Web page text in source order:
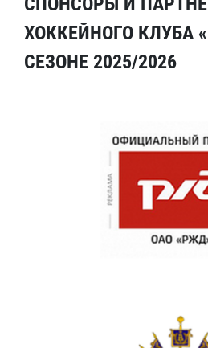
ХОККЕЙНОГО КЛУБА
СЕЗОНЕ 2025/2026